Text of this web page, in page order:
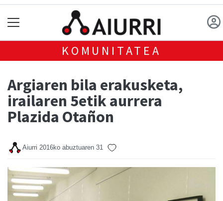
KOMUNITATEA
Argiaren bila erakusketa,
irailaren 5etik aurrera
Plazida Otañon
Aiurri 2016ko abuztuaren 31